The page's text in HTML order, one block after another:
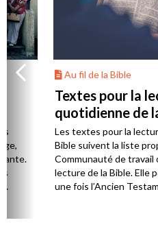
Au fil de la Bible
Textes pour la
quotidienne de
Les textes pour la
Bible suivent la liste
Communauté de
lecture de la Bible. Elle
une fois l’Ancien